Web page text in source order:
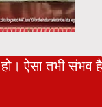
ऐसा तभी संभव है